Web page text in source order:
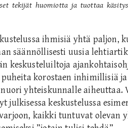
tekijät huomiotta ja tuottaa
ihmisiä yhtä paljon,
säännöllisesti uusia
keskusteluiltoja
korostaen inhimillisiä
yhteiskunnalle aiheuttaa.
julkisessa keskustelussa
kaikki tuntuvat olevan